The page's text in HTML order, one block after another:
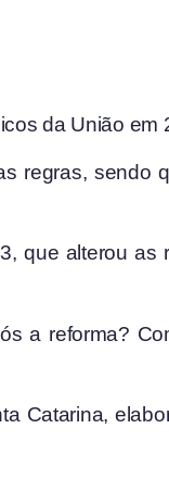
da União em
regras, sendo
que alterou as
a reforma?
Catarina,